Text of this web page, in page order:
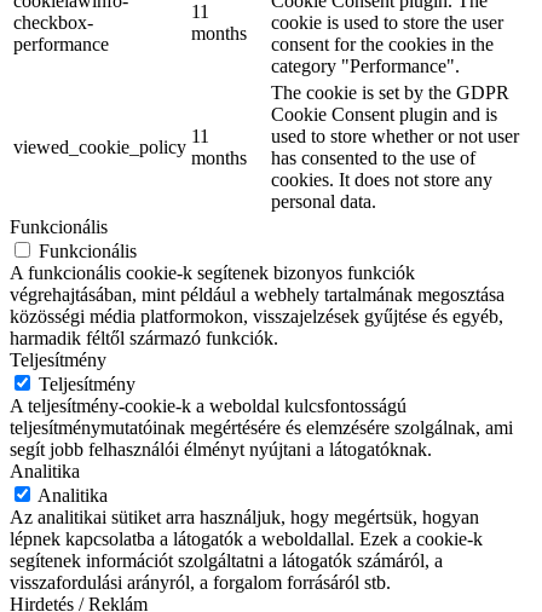
checkbox-
performance
11
months
cookie is used to store the user
consent for the cookies in the
category "Performance".
viewed_cookie_policy
11
months
The cookie is set by the GDPR
Cookie Consent plugin and is
used to store whether or not user
has consented to the use of
cookies. It does not store any
personal data.
Funkcionális
Funkcionális
A funkcionális cookie-k segítenek bizonyos funkciók
végrehajtásában, mint például a webhely tartalmának megosztása
közösségi média platformokon, visszajelzések gyűjtése és egyéb,
harmadik féltől származó funkciók.
Teljesítmény
Teljesítmény
A teljesítmény-cookie-k a weboldal kulcsfontosságú
teljesítménymutatóinak megértésére és elemzésére szolgálnak, ami
segít jobb felhasználói élményt nyújtani a látogatóknak.
Analitika
Analitika
Az analitikai sütiket arra használjuk, hogy megértsük, hogyan
lépnek kapcsolatba a látogatók a weboldallal. Ezek a cookie-k
segítenek információt szolgáltatni a látogatók számáról, a
visszafordulási arányról, a forgalom forrásáról stb.
Hirdetés / Reklám